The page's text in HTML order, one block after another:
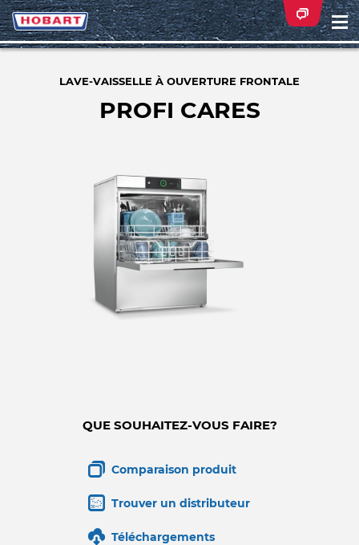
LAVE-VAISSELLE À OUVERTURE FRONTALE
PROFI CARES
QUE SOUHAITEZ-VOUS FAIRE?
Comparaison produit
Trouver un distributeur
Téléchargements